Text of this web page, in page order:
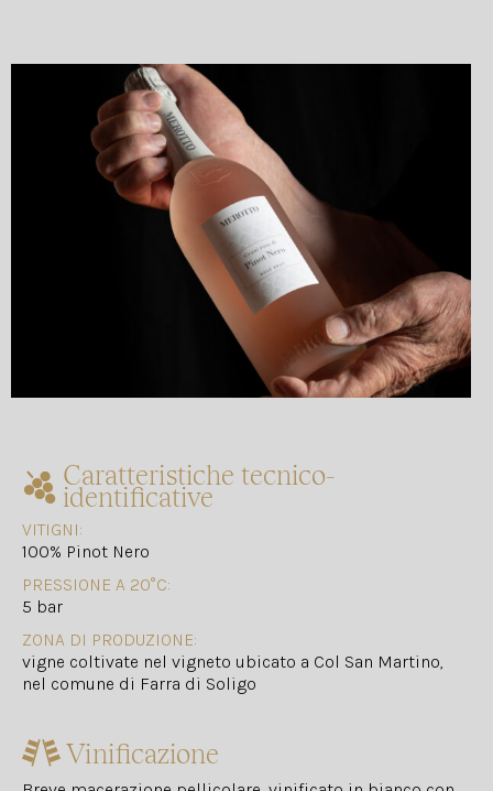
Caratteristiche tecnico-
identificative
VITIGNI:
100% Pinot Nero
PRESSIONE A 20°C:
5 bar
ZONA DI PRODUZIONE:
vigne coltivate nel vigneto ubicato a Col San Martino,
nel comune di Farra di Soligo
Vinificazione